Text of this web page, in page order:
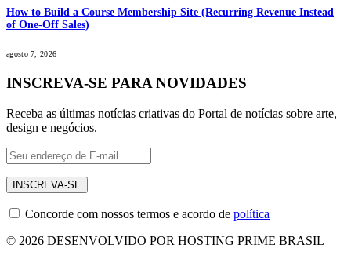
How to Build a Course Membership Site (Recurring Revenue Instead
of One-Off Sales)
agosto 7, 2026
INSCREVA-SE PARA NOVIDADES
Receba as últimas notícias criativas do Portal de notícias sobre arte,
design e negócios.
Concorde com nossos termos e acordo de política
© 2026 DESENVOLVIDO POR HOSTING PRIME BRASIL